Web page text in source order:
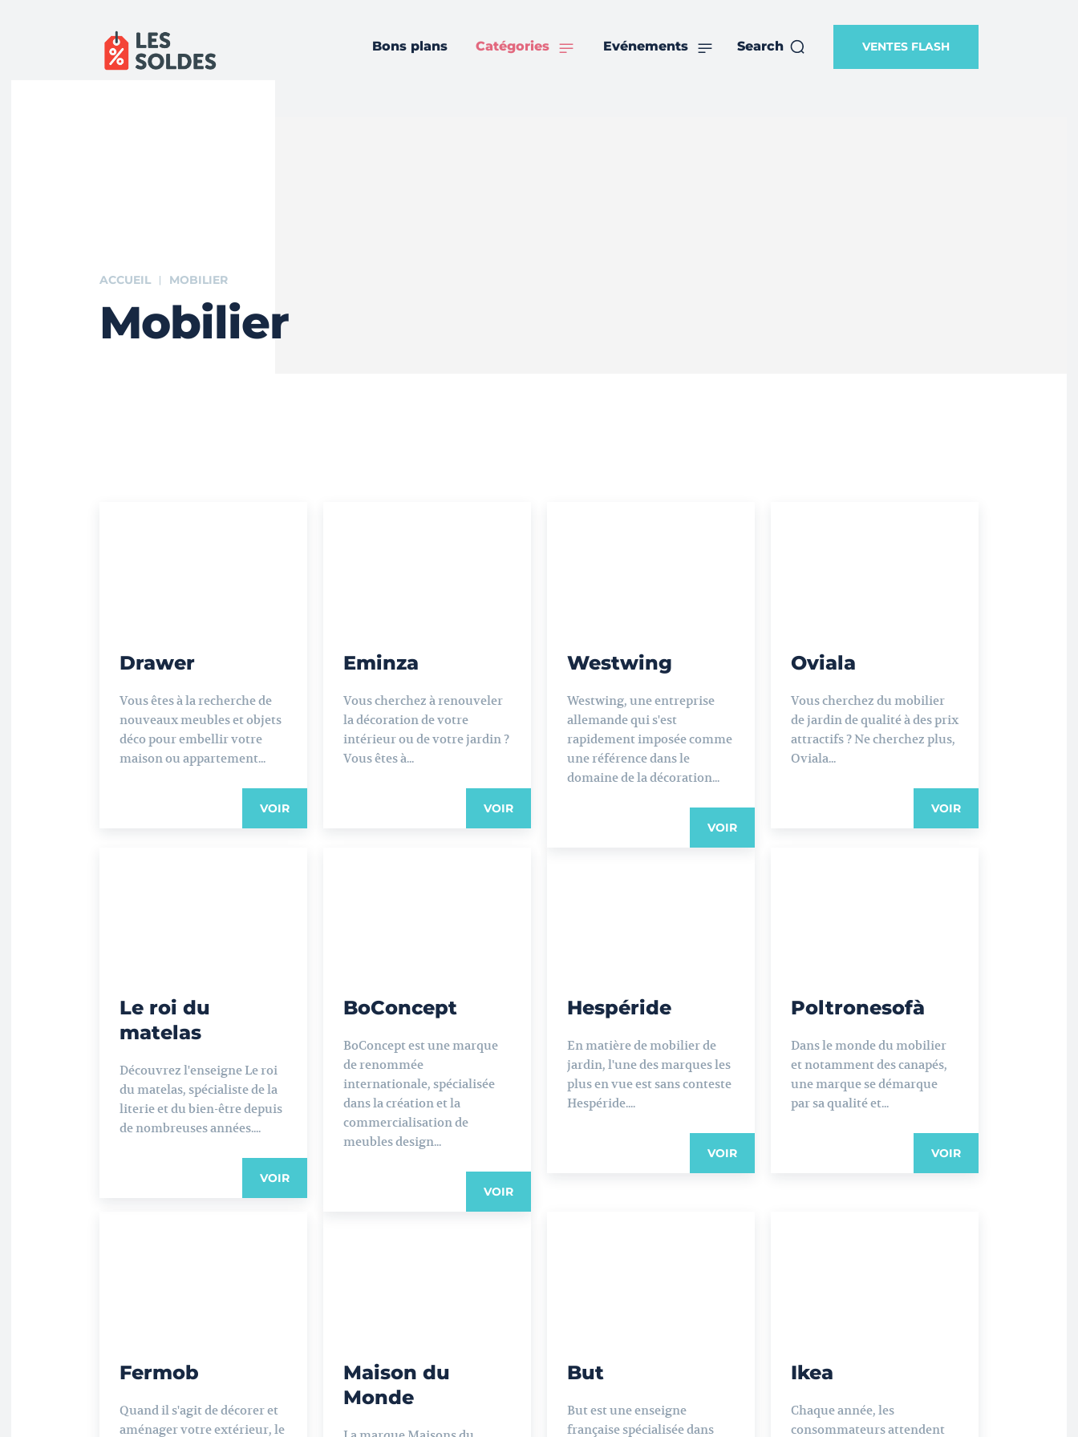
Bons plans Catégories Evénements Search VENTES FLASH
ACCUEIL MOBILIER
Mobilier
Drawer
Vous êtes à la recherche de
nouveaux meubles et objets
déco pour embellir votre
maison ou appartement...
VOIR
Eminza
Vous cherchez à renouveler
la décoration de votre
intérieur ou de votre jardin ?
Vous êtes à...
VOIR
Westwing
Westwing, une entreprise
allemande qui s'est
rapidement imposée comme
une référence dans le
domaine de la décoration...
VOIR
Oviala
Vous cherchez du mobilier
de jardin de qualité à des prix
attractifs ? Ne cherchez plus,
Oviala...
VOIR
Le roi du
matelas
Découvrez l'enseigne Le roi
du matelas, spécialiste de la
literie et du bien-être depuis
de nombreuses années....
VOIR
BoConcept
BoConcept est une marque
de renommée
internationale, spécialisée
dans la création et la
commercialisation de
meubles design...
VOIR
Hespéride
En matière de mobilier de
jardin, l'une des marques les
plus en vue est sans conteste
Hespéride....
VOIR
Poltronesofà
Dans le monde du mobilier
et notamment des canapés,
une marque se démarque
par sa qualité et...
VOIR
Fermob
Quand il s'agit de décorer et
aménager votre extérieur, le
Maison du
Monde
But
But est une enseigne
française spécialisée dans
Ikea
Chaque année, les
consommateurs attendent